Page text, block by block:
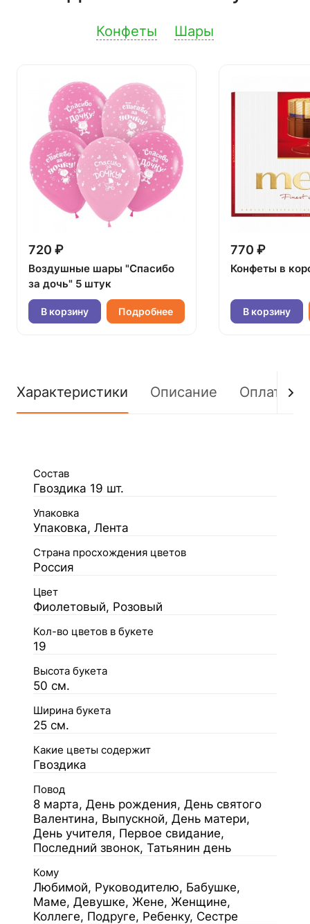
Конфеты Шары
720 ₽
Воздушные шары "Спасибо
за дочь" 5 штук
В корзину Подробнее
770 ₽
Конфеты в
В корзину
Характеристики Описание Оплата
Состав
Гвоздика 19 шт.
Упаковка
Упаковка, Лента
Страна просхождения цветов
Россия
Цвет
Фиолетовый, Розовый
Кол-во цветов в букете
19
Высота букета
50 см.
Ширина букета
25 см.
Какие цветы содержит
Гвоздика
Повод
8 марта, День рождения, День святого
Валентина, Выпускной, День матери,
День учителя, Первое свидание,
Последний звонок, Татьянин день
Кому
Любимой, Руководителю, Бабушке,
Маме, Девушке, Жене, Женщине,
Коллеге, Подруге, Ребенку, Сестре